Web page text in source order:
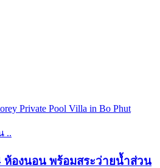
..
ห้องนอน พร้อมสระว่ายน้ำส่วน